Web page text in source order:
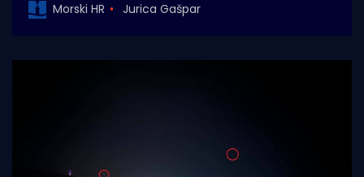
Morski HR Jurica Gašpar